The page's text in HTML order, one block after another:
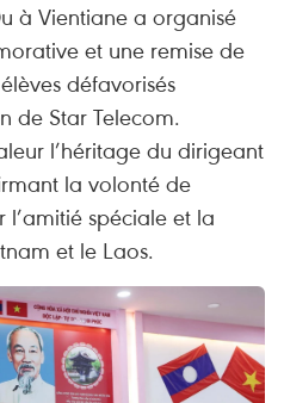
à Vientiane a organisé
et une remise de
défavorisés
de Star Telecom.
l’héritage du dirigeant
la volonté de
l’amitié spéciale et la
et le Laos.